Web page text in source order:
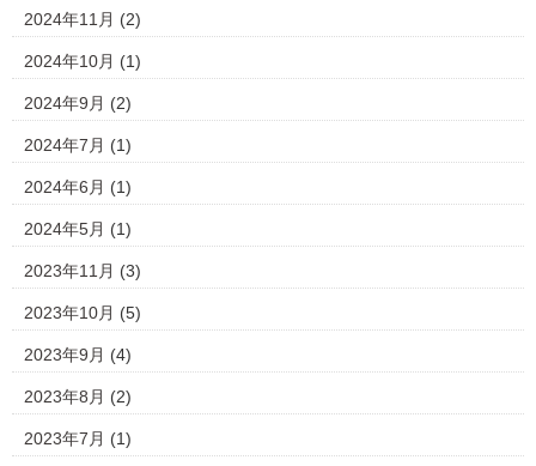
2024年11月 (2)
2024年10月 (1)
2024年9月 (2)
2024年7月 (1)
2024年6月 (1)
2024年5月 (1)
2023年11月 (3)
2023年10月 (5)
2023年9月 (4)
2023年8月 (2)
2023年7月 (1)